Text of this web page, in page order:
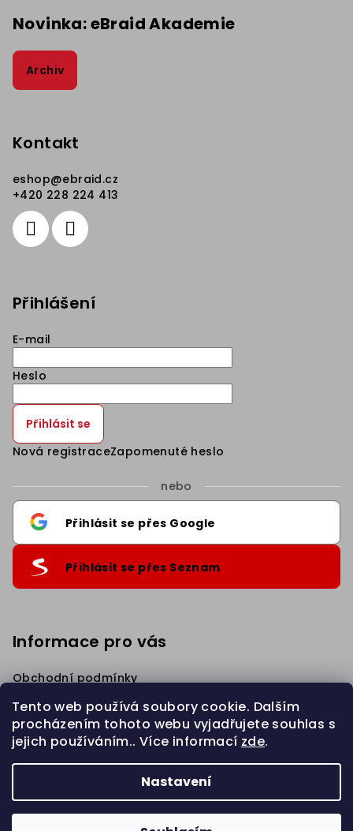
Tento web používá soubory cookie. Dalším
procházením tohoto webu vyjadřujete souhlas s
jejich používáním.. Více informací zde.
Nastavení
Novinka: eBraid Akademie
Archiv
Kontakt
eshop@ebraid.cz
+420 228 224 413
Přihlášení
E-mail
Heslo
Přihlásit se
Nová registraceZapomenuté heslo
nebo
Přihlásit se přes Google
Přihlásit se přes Seznam
Informace pro vás
Obchodní podmínky
Podmínky ochrany osobních údajů
Věrnostní Sleva
Napište nám
Sleva 5% na první nákup
Přihlaste se k našim novinkám
a získejte slevu.
Chci slevu 5%
Privacy policy